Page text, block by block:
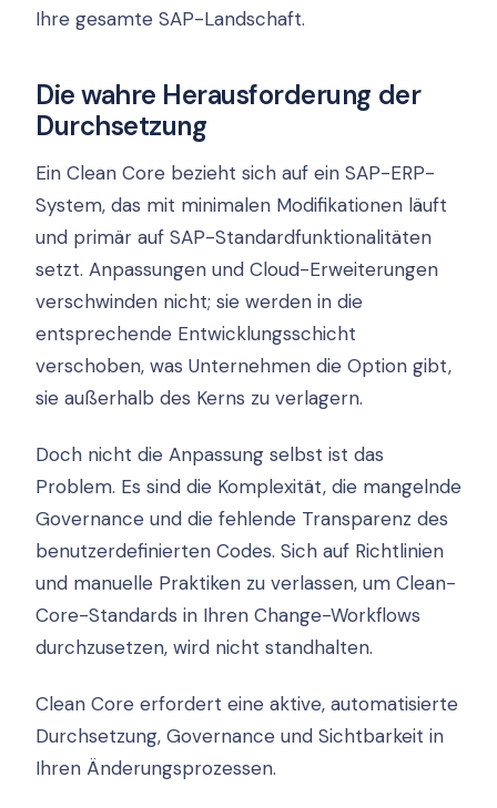
Ihre gesamte SAP-Landschaft.
Die wahre Herausforderung der
Durchsetzung
Ein Clean Core bezieht sich auf ein SAP-ERP-
System, das mit minimalen Modifikationen läuft
und primär auf SAP-Standardfunktionalitäten
setzt. Anpassungen und Cloud-Erweiterungen
verschwinden nicht; sie werden in die
entsprechende Entwicklungsschicht
verschoben, was Unternehmen die Option gibt,
sie außerhalb des Kerns zu verlagern.
Doch nicht die Anpassung selbst ist das
Problem. Es sind die Komplexität, die mangelnde
Governance und die fehlende Transparenz des
benutzerdefinierten Codes. Sich auf Richtlinien
und manuelle Praktiken zu verlassen, um Clean-
Core-Standards in Ihren Change-Workflows
durchzusetzen, wird nicht standhalten.
Clean Core erfordert eine aktive, automatisierte
Durchsetzung, Governance und Sichtbarkeit in
Ihren Änderungsprozessen.